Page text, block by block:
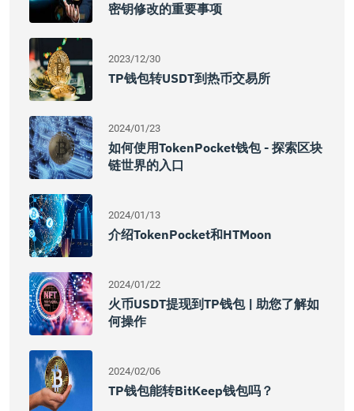
密钥修改的重要事项
2023/12/30
TP钱包转USDT到热币交易所
2024/01/23
如何使用TokenPocket钱包 - 探索区块
链世界的入口
2024/01/13
介绍TokenPocket和HTMoon
2024/01/22
火币USDT提现到TP钱包 | 助您了解如
何操作
2024/02/06
TP钱包能转BitKeep钱包吗？